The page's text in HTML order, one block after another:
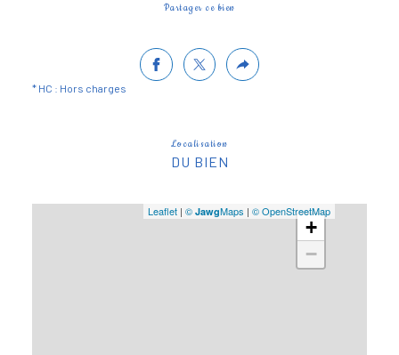
Partager ce bien
* HC : Hors charges
Localisation
DU BIEN
+
−
Leaflet | © JawgMaps | © OpenStreetMap